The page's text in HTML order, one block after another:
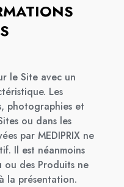
le Site avec un
Les
photographies et
ou dans les
par MEDIPRIX ne
Il est néanmoins
ou des Produits ne
la présentation.